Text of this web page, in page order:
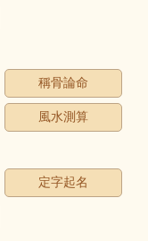
稱骨論命
風水測算
定字起名